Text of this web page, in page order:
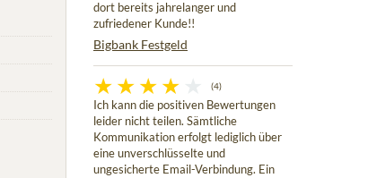
dort bereits jahrelanger und
zufriedener Kunde!!
Bigbank Festgeld
(4)
Ich kann die positiven Bewertungen
leider nicht teilen. Sämtliche
Kommunikation erfolgt lediglich über
eine unverschlüsselte und
ungesicherte Email-Verbindung. Ein